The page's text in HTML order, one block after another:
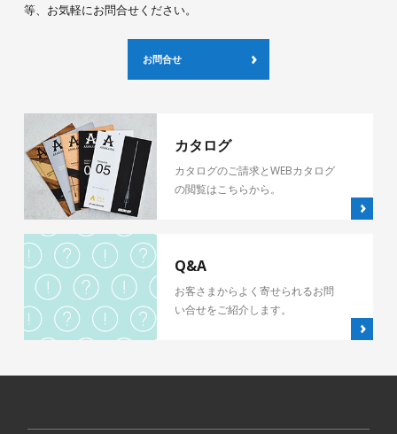
等、お気軽にお問合せください。
お問合せ
カタログ
カタログのご請求とWEBカタログ
の閲覧はこちらから。
Q&A
お客さまからよく寄せられるお問
い合せをご紹介します。